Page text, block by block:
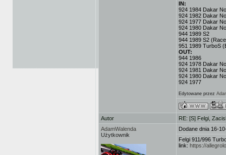
IN:
924 1984 Dakar
924 1982 Dakar
924 1977 Dakar
924 1980 Dakar
944 1989 S2
944 1989 S2
951 1989 TurboS
OUT:
944 1986
924 1978 Dakar
924 1981 Dakar
924 1980 Dakar
924 1977
Edytowane przez
Autor
RE: [S] Felgi,
AdamWalenda
Użytkownik
Dodane dnia 16-
Felgi 911/996
link: https://